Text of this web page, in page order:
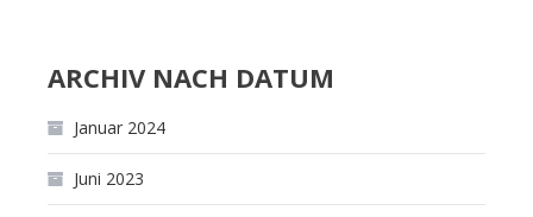
ARCHIV NACH DATUM
Januar 2024
Juni 2023